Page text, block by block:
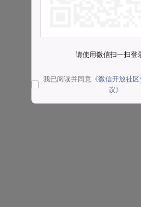
请使用微信扫一扫登
我已阅读并同意 《微信开放社
议》